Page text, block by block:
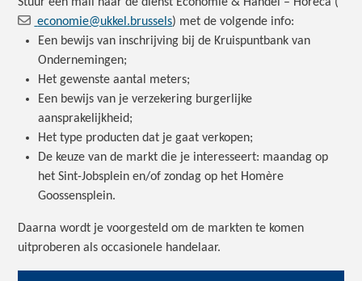
economie@ukkel.brussels) met de volgende info:
Een bewijs van inschrijving bij de Kruispuntbank van
Ondernemingen;
Het gewenste aantal meters;
Een bewijs van je verzekering burgerlijke
aansprakelijkheid;
Het type producten dat je gaat verkopen;
De keuze van de markt die je interesseert: maandag op
het Sint-Jobsplein en/of zondag op het Homère
Goossensplein.
Daarna wordt je voorgesteld om de markten te komen
uitproberen als occasionele handelaar.